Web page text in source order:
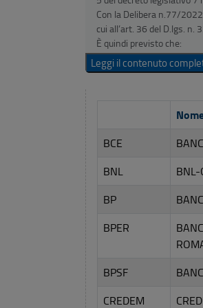
Con la Delibera n.77/
cui all’art. 36 del D.lgs. n.
È quindi previsto che:
i soggetti tenuti
istituzionali, nella sezione
b) se utilizzati, gli altri
secondo le indicazioni di
della Banca d’Italia e
Leggi il contenuto
BCE
BNL
BNL-
BP
BPER
BPSF
CREDEM